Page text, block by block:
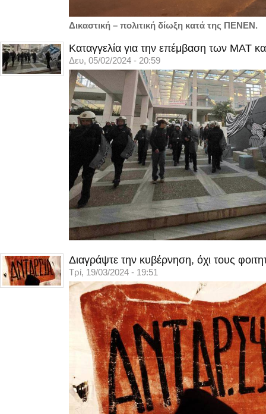
Δικαστική – πολιτική δίωξη κατά της ΠΕΝΕΝ.
Καταγγελία για την επέμβαση των ΜΑΤ
Δευ, 05/02/2024 - 20:59
Διαγράψτε την κυβέρνηση, όχι τους
Τρί, 19/03/2024 - 19:51